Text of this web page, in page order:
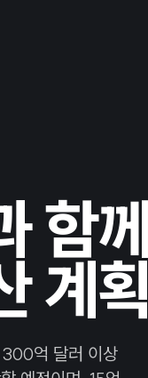
함께
계획
300억 달러 이상